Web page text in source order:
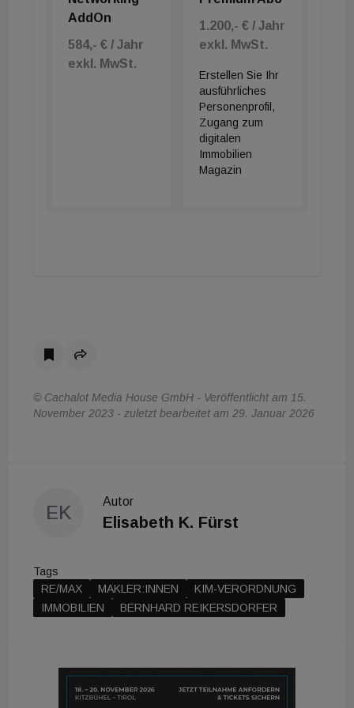
zu sein“, erläutert Reikersdorfer. „Denn die Kurse
der Re/Max Akademie sind auch Nicht-Re/Max-
Mitgliedern zugänglich und so gut gebucht wie
schon lange nicht, zeitweilig sogar ausgebucht.“
AddOn
584,- € / Jahr
exkl. MwSt.
1.200,- € / Jahr
exkl. MwSt.
Erstellen Sie Ihr
ausführliches
Personenprofil,
Zugang zum
digitalen
Immobilien
Magazin
© Cachalot Media House GmbH - Veröffentlicht am 15.
November 2023 - zuletzt bearbeitet am 29. Januar 2026
EK
Autor
Elisabeth K. Fürst
Tags
RE/MAX
MAKLER:INNEN
KIM-VERORDNUNG
IMMOBILIEN
BERNHARD REIKERSDORFER